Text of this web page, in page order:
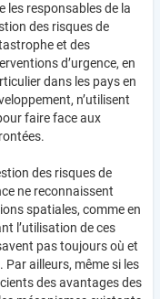
les responsables de la
des risques de
et des
d’urgence, en
dans les pays en
n’utilisent
faire face aux
des risques de
ne reconnaissent
spatiales, comme en
l’utilisation de ces
pas toujours où et
ailleurs, même si les
des avantages des